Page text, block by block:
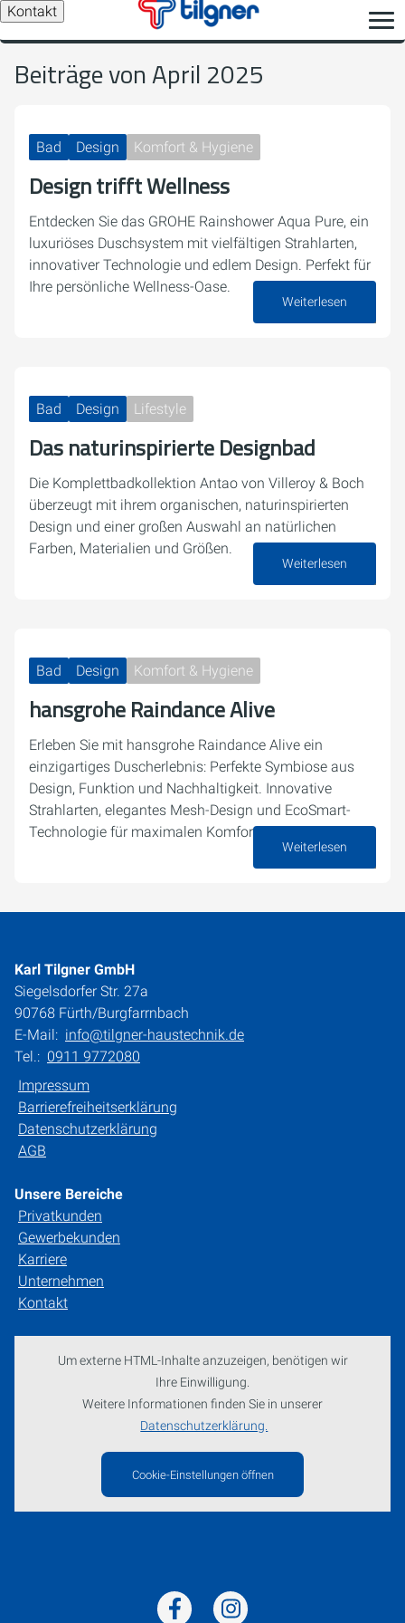
Kontakt
Beiträge von April 2025
Bad Design Komfort & Hygiene
Design trifft Wellness
Entdecken Sie das GROHE Rainshower Aqua Pure, ein
luxuriöses Duschsystem mit vielfältigen Strahlarten,
innovativer Technologie und edlem Design. Perfekt für
Ihre persönliche Wellness-Oase.
Weiterlesen
Bad Design Lifestyle
Das naturinspirierte Designbad
Die Komplettbadkollektion Antao von Villeroy & Boch
überzeugt mit ihrem organischen, naturinspirierten
Design und einer großen Auswahl an natürlichen
Farben, Materialien und Größen.
Weiterlesen
Bad Design Komfort & Hygiene
hansgrohe Raindance Alive
Erleben Sie mit hansgrohe Raindance Alive ein
einzigartiges Duscherlebnis: Perfekte Symbiose aus
Design, Funktion und Nachhaltigkeit. Innovative
Strahlarten, elegantes Mesh-Design und EcoSmart-
Technologie für maximalen Komfort und minimalen…
Weiterlesen
Karl Tilgner GmbH
Siegelsdorfer Str. 27a
90768 Fürth/Burgfarrnbach
E-Mail: info@tilgner-haustechnik.de
Tel.: 0911 9772080
Impressum
Barrierefreiheitserklärung
Datenschutzerklärung
AGB
Unsere Bereiche
Privatkunden
Gewerbekunden
Karriere
Unternehmen
Kontakt
Um externe HTML-Inhalte anzuzeigen, benötigen wir
Ihre Einwilligung.
Weitere Informationen finden Sie in unserer
Datenschutzerklärung.
Cookie-Einstellungen öffnen